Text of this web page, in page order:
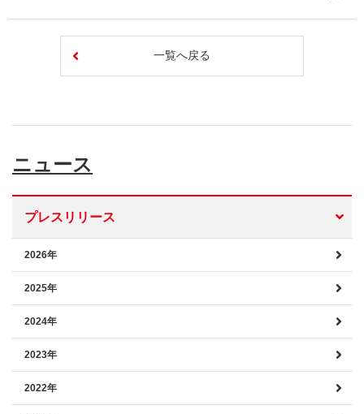
一覧へ戻る
ニュース
プレスリリース
2026年
2025年
2024年
2023年
2022年